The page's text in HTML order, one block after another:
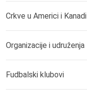
Crkve u Americi i Kanadi
Organizacije i udruženja
Fudbalski klubovi